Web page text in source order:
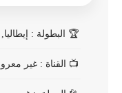
🏆 البطولة :
📺 القناة : غير